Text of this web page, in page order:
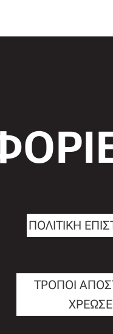
ΠΟΛΙΤΙΚΗ
ΤΡΟΠΟΙ